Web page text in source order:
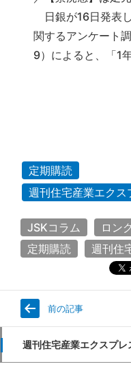
日銀が16日発表
関するアンケート
9）によると、「1
定期購読
週刊住宅産業エクス
JSKコラム ロン
定期購読
週刊住
前の記事
週刊住宅産業エクスプレ